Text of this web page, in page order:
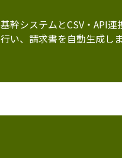
基幹システムとCSV・API
行い、請求書を自動生成しま